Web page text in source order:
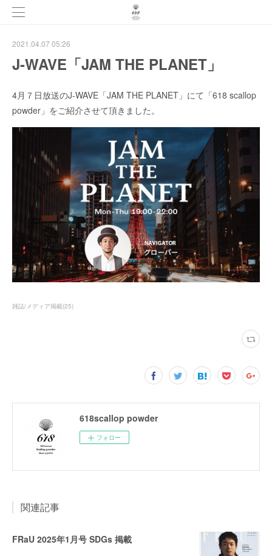
2021.04.07 05:26
J-WAVE「JAM THE PLANET」
4月７日放送のJ-WAVE「JAM THE PLANET」にて「618 scallop
powder」をご紹介させて頂きました。
雑誌/メディア掲載(25)
618scallop powder
フォロー
関連記事
FRaU 2025年1月号 SDGs 掲載